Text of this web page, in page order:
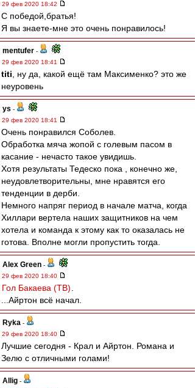
29 фев 2020 18:42
С победой,братья!
Я вы знаете-мне это очень понравилось!
mentufer -
29 фев 2020 18:41
titi , ну да, какой ещё там Максименко? это же
неуровень
ys -
29 фев 2020 18:41
Очень понравился Соболев.
Обработка мяча жопой с голевым пасом в
касание - нечасто такое увидишь.
Хотя результаты Тедеско пока , конечно же,
неудовлетворительны, мне нравятся его
тенденции в дерби.
Немного напряг период в начале матча, когда
Хиллари вертела наших защитников на чем
хотела и команда к этому как то оказалась не
готова. Вполне могли пропустить тогда.
Alex Green -
29 фев 2020 18:40
Гол Бакаева (ТВ)
...Айртон всё начал.
Ryka -
29 фев 2020 18:40
Лучшие сегодня - Крал и Айртон. Романа и
Зелю с отличными голами!
Allig -